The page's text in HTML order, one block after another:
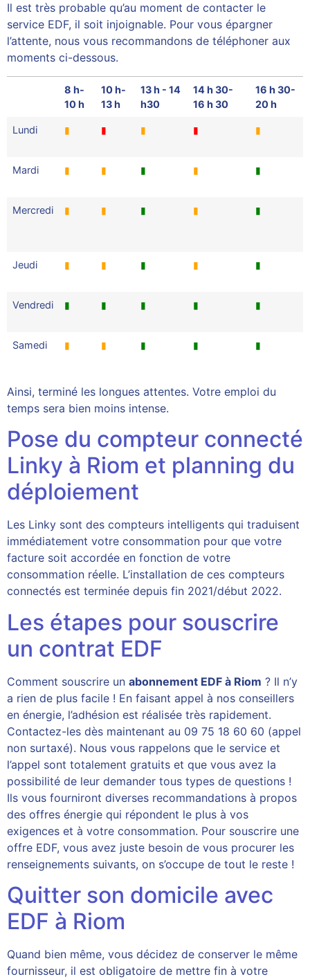
Il est très probable qu’au moment de contacter le
service EDF, il soit injoignable. Pour vous épargner
l’attente, nous vous recommandons de téléphoner aux
moments ci-dessous.
8 h-
10 h
10 h-
13 h
13 h - 14
h30
14 h 30-
16 h 30
16 h 30-
20 h
Lundi ▮ ▮ ▮ ▮ ▮
Mardi ▮ ▮ ▮ ▮ ▮
Mercredi ▮ ▮ ▮ ▮ ▮
Jeudi ▮ ▮ ▮ ▮ ▮
Vendredi ▮ ▮ ▮ ▮ ▮
Samedi ▮ ▮ ▮ ▮ ▮
Ainsi, terminé les longues attentes. Votre emploi du
temps sera bien moins intense.
Pose du compteur connecté
Linky à Riom et planning du
déploiement
Les Linky sont des compteurs intelligents qui traduisent
immédiatement votre consommation pour que votre
facture soit accordée en fonction de votre
consommation réelle. L’installation de ces compteurs
connectés est terminée depuis fin 2021/début 2022.
Les étapes pour souscrire
un contrat EDF
Comment souscrire un abonnement EDF à Riom ? Il n’y
a rien de plus facile ! En faisant appel à nos conseillers
en énergie, l’adhésion est réalisée très rapidement.
Contactez-les dès maintenant au 09 75 18 60 60 (appel
non surtaxé). Nous vous rappelons que le service et
l’appel sont totalement gratuits et que vous avez la
possibilité de leur demander tous types de questions !
Ils vous fourniront diverses recommandations à propos
des offres énergie qui répondent le plus à vos
exigences et à votre consommation. Pour souscrire une
offre EDF, vous avez juste besoin de vous procurer les
renseignements suivants, on s’occupe de tout le reste !
Quitter son domicile avec
EDF à Riom
Quand bien même, vous décidez de conserver le même
fournisseur, il est obligatoire de mettre fin à votre